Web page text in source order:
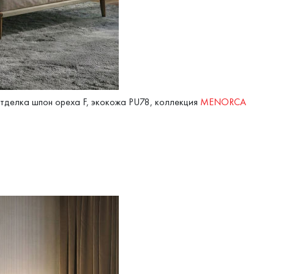
шпон ореха F, экокожа PU78, коллекция MENORCA